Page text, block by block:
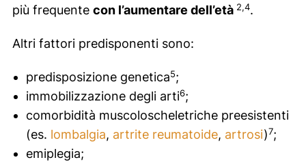
più frequente con l’aumentare dell’età 2,4.
Altri fattori predisponenti sono:
predisposizione genetica5;
immobilizzazione degli arti6;
comorbidità muscoloscheletriche preesistenti
(es. lombalgia, artrite reumatoide, artrosi)7;
emiplegia;